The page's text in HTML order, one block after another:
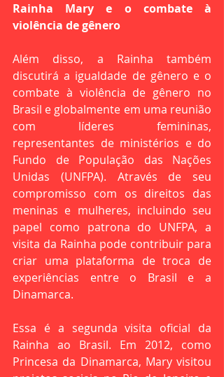
Rainha Mary e o combate à
violência de gênero
Além disso, a Rainha também
discutirá a igualdade de gênero e o
combate à violência de gênero no
Brasil e globalmente em uma reunião
com líderes femininas,
representantes de ministérios e do
Fundo de População das Nações
Unidas (UNFPA). Através de seu
compromisso com os direitos das
meninas e mulheres, incluindo seu
papel como patrona do UNFPA, a
visita da Rainha pode contribuir para
criar uma plataforma de troca de
experiências entre o Brasil e a
Dinamarca.
Essa é a segunda visita oficial da
Rainha ao Brasil. Em 2012, como
Princesa da Dinamarca, Mary visitou